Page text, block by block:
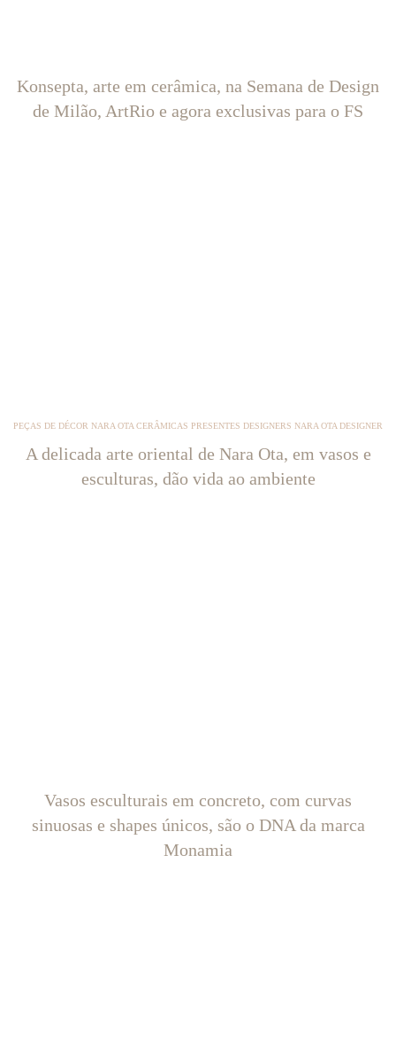
Konsepta, arte em cerâmica, na Semana de Design
de Milão, ArtRio e agora exclusivas para o FS
PEÇAS DE DÉCOR NARA OTA CERÂMICAS PRESENTES DESIGNERS NARA OTA DESIGNER
A delicada arte oriental de Nara Ota, em vasos e
esculturas, dão vida ao ambiente
Vasos esculturais em concreto, com curvas
sinuosas e shapes únicos, são o DNA da marca
Monamia